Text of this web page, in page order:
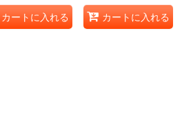
カートに入れる カートに入れる